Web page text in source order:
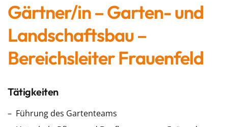
Gärtner/in – Garten- und
Landschaftsbau –
Bereichsleiter Frauenfeld
Tätigkeiten
Führung des Gartenteams